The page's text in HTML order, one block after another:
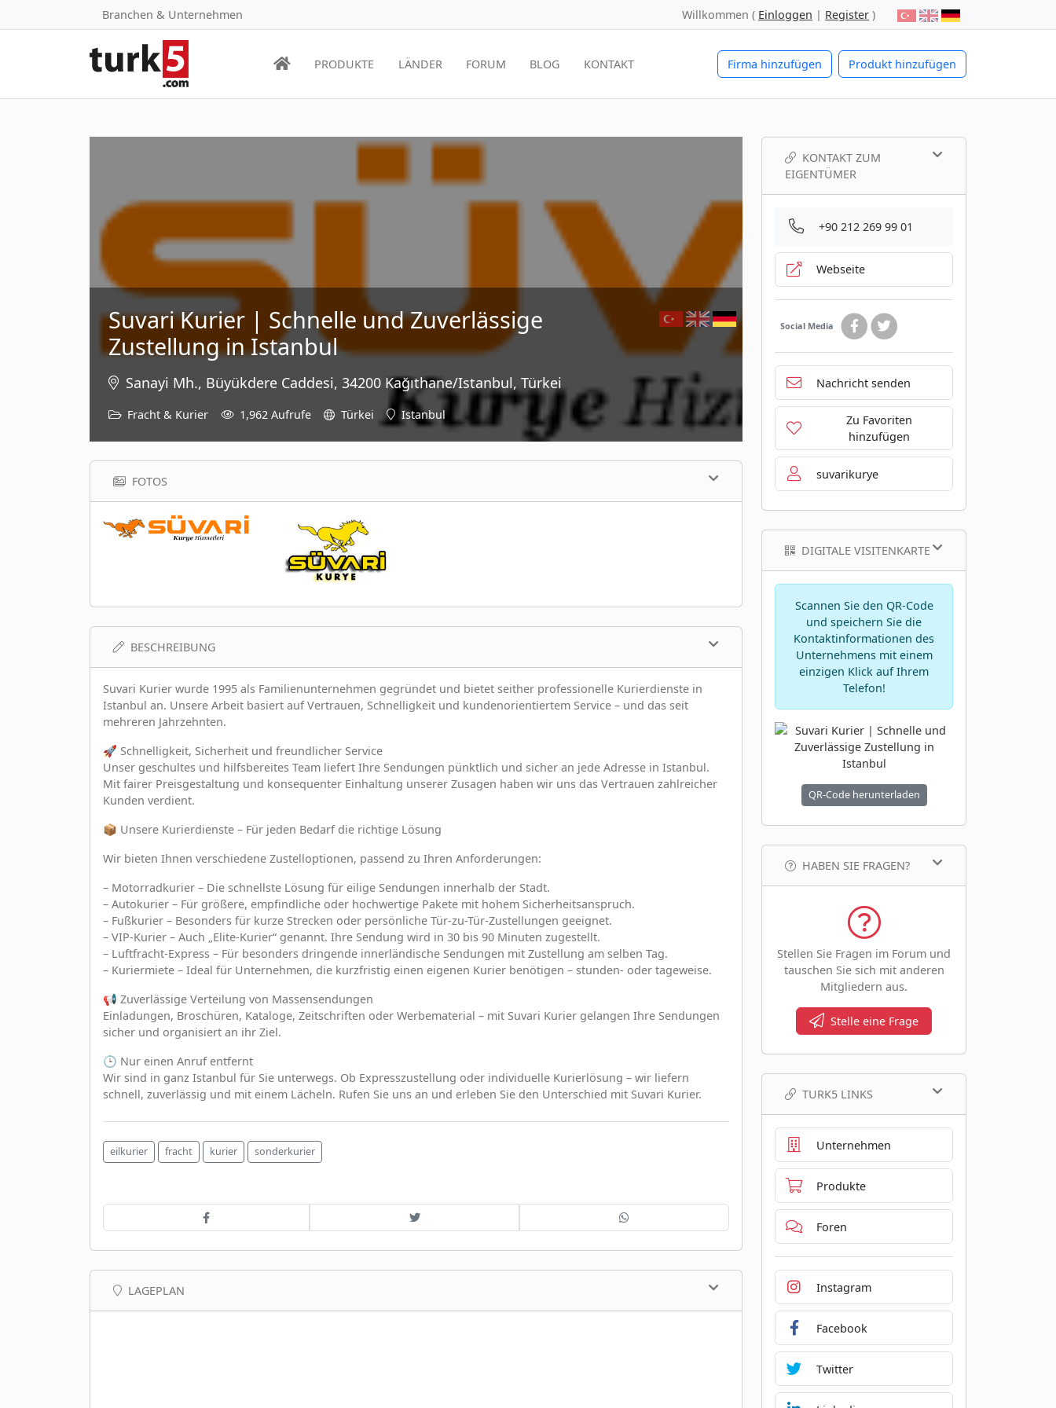
Branchen & Unternehmen Willkommen ( Einloggen | Register )
Firma hinzufügen Produkt hinzufügen
PRODUKTE LÄNDER FORUM BLOG KONTAKT
Suvari Kurier | Schnelle und Zuverlässige
Zustellung in Istanbul
Sanayi Mh., Büyükdere Caddesi, 34200 Kağıthane/Istanbul, Türkei
Fracht & Kurier 1,962 Aufrufe Türkei Istanbul
FOTOS
BESCHREIBUNG
Suvari Kurier wurde 1995 als Familienunternehmen gegründet und bietet seither professionelle Kurierdienste in
Istanbul an. Unsere Arbeit basiert auf Vertrauen, Schnelligkeit und kundenorientiertem Service – und das seit
mehreren Jahrzehnten.
🚀 Schnelligkeit, Sicherheit und freundlicher Service
Unser geschultes und hilfsbereites Team liefert Ihre Sendungen pünktlich und sicher an jede Adresse in Istanbul.
Mit fairer Preisgestaltung und konsequenter Einhaltung unserer Zusagen haben wir uns das Vertrauen zahlreicher
Kunden verdient.
📦 Unsere Kurierdienste – Für jeden Bedarf die richtige Lösung
Wir bieten Ihnen verschiedene Zustelloptionen, passend zu Ihren Anforderungen:
– Motorradkurier – Die schnellste Lösung für eilige Sendungen innerhalb der Stadt.
– Autokurier – Für größere, empfindliche oder hochwertige Pakete mit hohem Sicherheitsanspruch.
– Fußkurier – Besonders für kurze Strecken oder persönliche Tür-zu-Tür-Zustellungen geeignet.
– VIP-Kurier – Auch „Elite-Kurier“ genannt. Ihre Sendung wird in 30 bis 90 Minuten zugestellt.
– Luftfracht-Express – Für besonders dringende innerländische Sendungen mit Zustellung am selben Tag.
– Kuriermiete – Ideal für Unternehmen, die kurzfristig einen eigenen Kurier benötigen – stunden- oder tageweise.
📢 Zuverlässige Verteilung von Massensendungen
Einladungen, Broschüren, Kataloge, Zeitschriften oder Werbematerial – mit Suvari Kurier gelangen Ihre Sendungen
sicher und organisiert an ihr Ziel.
🕒 Nur einen Anruf entfernt
Wir sind in ganz Istanbul für Sie unterwegs. Ob Expresszustellung oder individuelle Kurierlösung – wir liefern
schnell, zuverlässig und mit einem Lächeln. Rufen Sie uns an und erleben Sie den Unterschied mit Suvari Kurier.
eilkurier fracht kurier sonderkurier
LAGEPLAN
KONTAKT ZUM
EIGENTÜMER
+90 212 269 99 01
Webseite
Social Media
Nachricht senden
Zu Favoriten
hinzufügen
suvarikurye
DIGITALE VISITENKARTE
Scannen Sie den QR-Code
und speichern Sie die
Kontaktinformationen des
Unternehmens mit einem
einzigen Klick auf Ihrem
Telefon!
QR-Code herunterladen
HABEN SIE FRAGEN?
Stellen Sie Fragen im Forum und
tauschen Sie sich mit anderen
Mitgliedern aus.
Stelle eine Frage
TURK5 LINKS
Unternehmen
Produkte
Foren
Instagram
Facebook
Twitter